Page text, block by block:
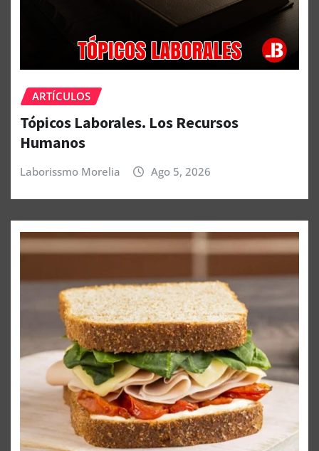
ARTÍCULOS
Tópicos Laborales. Los Recursos
Humanos
Laborissmo Morelia Ago 5, 2026